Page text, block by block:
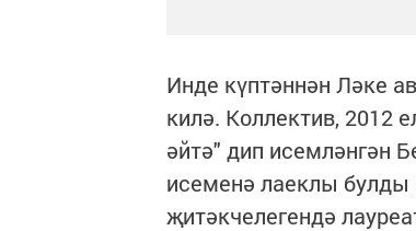
Инде күптәннән Ләке
килә. Коллектив, 2012
әйтә" дип исемләнгән
исеменә лаеклы булды
җитәкчелегендә